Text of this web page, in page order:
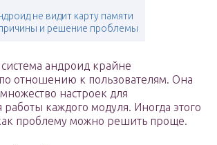
не видит карту памяти
и решение проблемы
андроид крайне
отношению к пользователям. Она
настроек для
каждого модуля. Иногда этого
проблему можно решить проще.